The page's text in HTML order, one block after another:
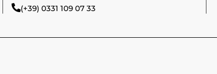
(+39) 0331 109 07 33